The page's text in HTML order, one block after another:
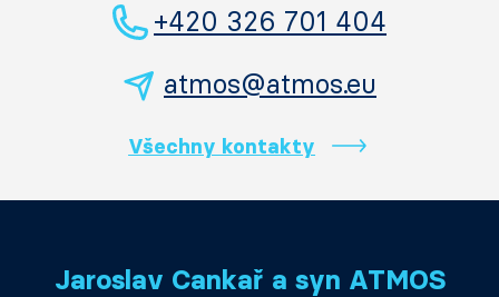
+420 326 701 404
atmos@atmos.eu
Všechny kontakty
Jaroslav Cankař a syn ATMOS